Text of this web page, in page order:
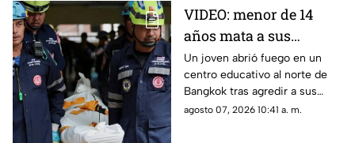
VIDEO: menor de 14
años mata a sus
abuelos y 5 profesores
en tiroteo
Un joven abrió fuego en un
centro educativo al norte de
Bangkok tras agredir a sus
familiares; el incidente dejó
agosto 07, 2026 10:41 a. m.